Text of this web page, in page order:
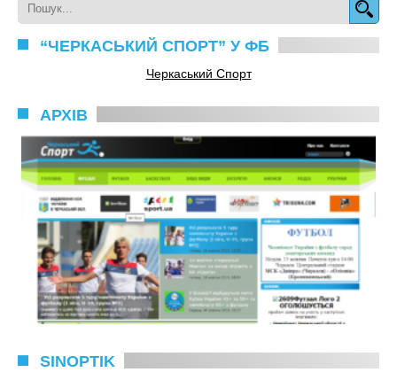
“ЧЕРКАСЬКИЙ СПОРТ” У ФБ
Черкаський Спорт
АРХІВ
SINOPTIK